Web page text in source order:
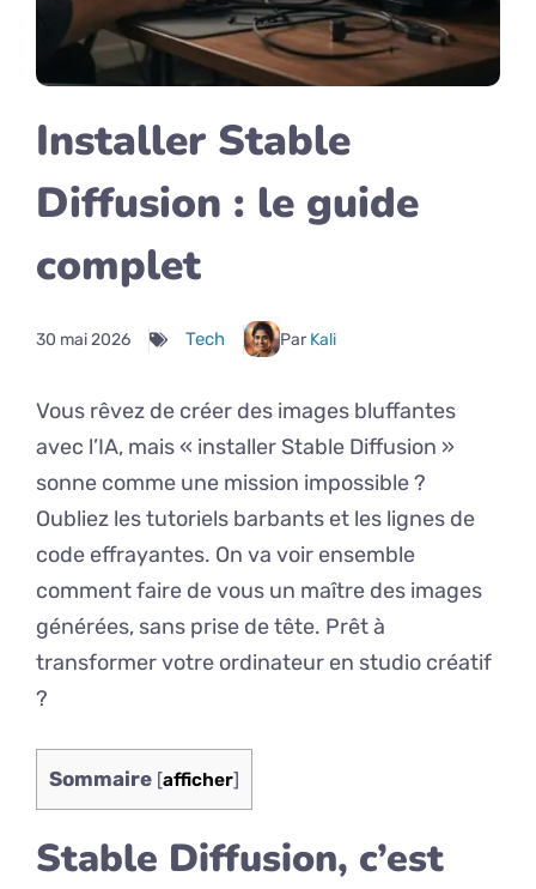
Installer Stable
Diffusion : le guide
complet
30 mai 2026 Tech Par Kali
Vous rêvez de créer des images bluffantes
avec l’IA, mais « installer Stable Diffusion »
sonne comme une mission impossible ?
Oubliez les tutoriels barbants et les lignes de
code effrayantes. On va voir ensemble
comment faire de vous un maître des images
générées, sans prise de tête. Prêt à
transformer votre ordinateur en studio créatif
?
Sommaire [afficher]
Stable Diffusion, c’est